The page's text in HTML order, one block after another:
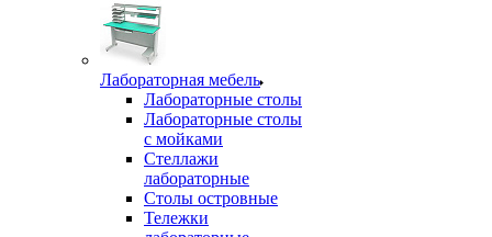
Лабораторная мебель
Лабораторные столы
Лабораторные столы
с мойками
Стеллажи
лабораторные
Столы островные
Тележки